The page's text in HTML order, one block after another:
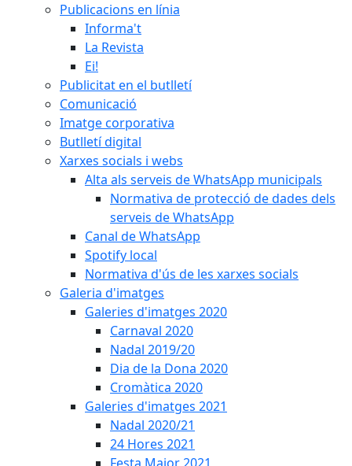
Publicacions en línia
Informa't
La Revista
Ei!
Publicitat en el butlletí
Comunicació
Imatge corporativa
Butlletí digital
Xarxes socials i webs
Alta als serveis de WhatsApp municipals
Normativa de protecció de dades dels
serveis de WhatsApp
Canal de WhatsApp
Spotify local
Normativa d'ús de les xarxes socials
Galeria d'imatges
Galeries d'imatges 2020
Carnaval 2020
Nadal 2019/20
Dia de la Dona 2020
Cromàtica 2020
Galeries d'imatges 2021
Nadal 2020/21
24 Hores 2021